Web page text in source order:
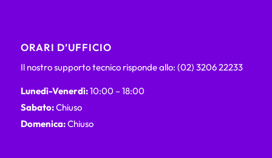
ORARI D’UFFICIO
Il nostro supporto tecnico risponde allo: (02) 3206 22233
Lunedì-Venerdì:10:00 – 18:00
Sabato:Chiuso
Domenica:Chiuso